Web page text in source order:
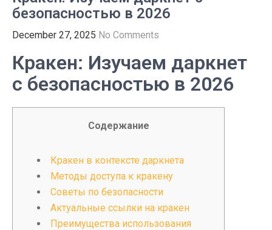
безопасностью в 2026
December 27, 2025 No Comments
Кракен: Изучаем даркнет
с безопасностью в 2026
Содержание
Кракен в контексте даркнета
Методы доступа к кракену
Советы по безопасности
Актуальные ссылки на кракен
Преимущества использования